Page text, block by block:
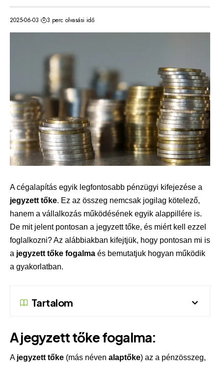
2025-06-03 3 perc olvasási idő
A cégalapítás egyik legfontosabb pénzügyi kifejezése a
jegyzett tőke. Ez az összeg nemcsak jogilag kötelező,
hanem a vállalkozás működésének egyik alappillére is.
De mit jelent pontosan a jegyzett tőke, és miért kell ezzel
foglalkozni? Az alábbiakban kifejtjük, hogy pontosan mi is
a jegyzett tőke fogalma és bemutatjuk hogyan működik
a gyakorlatban.
Tartalom
A jegyzett tőke fogalma:
A jegyzett tőke (más néven alaptőke) az a pénzösszeg,